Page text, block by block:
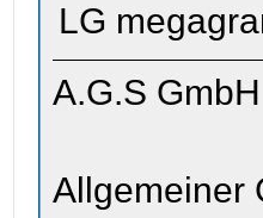
LG
A.G.S GmbH
Allgemeiner